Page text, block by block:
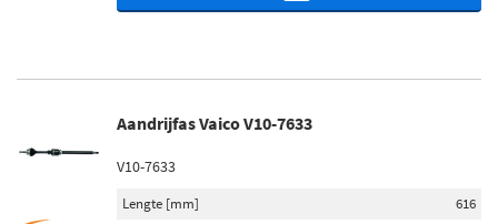
Aandrijfas Vaico V10-7633
V10-7633
Lengte [mm]
616